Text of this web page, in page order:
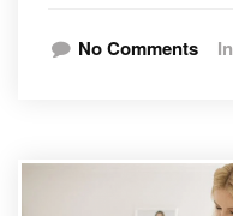
No Comments In